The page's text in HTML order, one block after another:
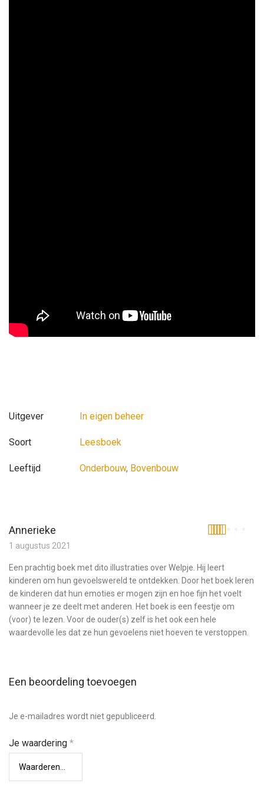
Uitgever In eigen beheer
Soort Leesboek
Leeftijd Onderbouw, Bovenbouw
Annerieke
1 augustus 2021
Een prachtig boek met dito illustraties over Welpje. Hij leert
kinderen om hun gevoelswereld te ontdekken. Door het boek leren
de kinderen dat hun emoties er mogen zijn en hoe fijn het voelt
wanneer je ze deelt met anderen. Het boek is een feestje om
(voor) te lezen. Voor de ouder(s) zelf is het ook een hele
waardevolle les dat ze hun gevoelens niet hoeven te verstoppen.
Een beoordeling toevoegen
Je e-mailadres wordt niet gepubliceerd.
Je waardering *